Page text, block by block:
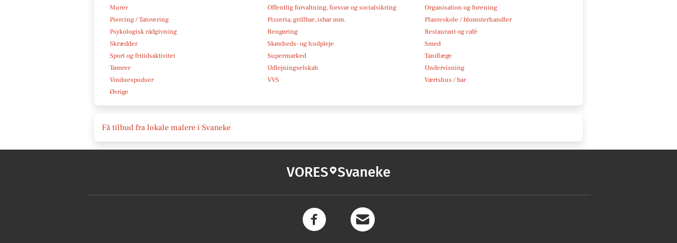
Murer
Offentlig forvaltning, forsvar og socialsikring
Organisation og forening
Piercing / Tatovering
Pizzeria, grillbar, isbar mm.
Planteskole / blomsterhandler
Psykologisk rådgivning
Rengøring
Restaurant og café
Skrædder
Skønheds- og hudpleje
Smed
Sport og fritidsaktivitet
Supermarked
Tandlæge
Tømrer
Udlejningselskab
Undervisning
Vinduespudser
VVS
Værtshus / bar
Øvrige
Få tilbud fra lokale malere i Svaneke
VORES Svaneke